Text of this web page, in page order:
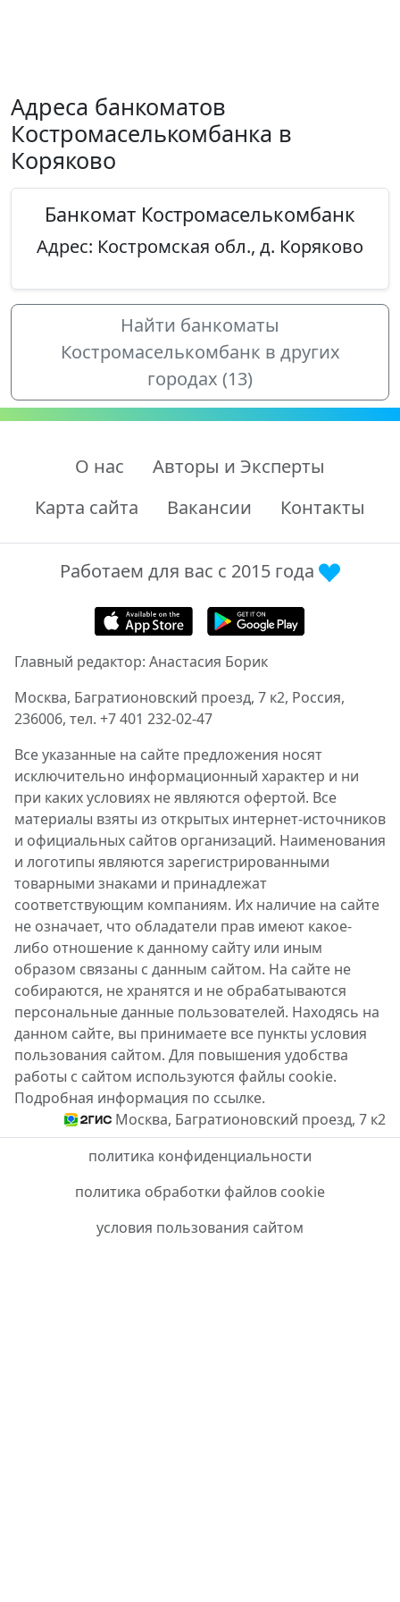
Адреса банкоматов
Костромаселькомбанка в
Коряково
Банкомат Костромаселькомбанк
Адрес: Костромская обл., д. Коряково
Найти банкоматы
Костромаселькомбанк в других
городах (13)
О нас
Авторы и Эксперты
Карта сайта
Вакансии Контакты
Работаем для вас с 2015 года
Главный редактор: Анастасия Борик
Москва, Багратионовский проезд, 7 к2, Россия,
236006, тел. +7 401 232-02-47
Все указанные на сайте предложения носят
исключительно информационный характер и ни
при каких условиях не являются офертой. Все
материалы взяты из открытых интернет-источников
и официальных сайтов организаций. Наименования
и логотипы являются зарегистрированными
товарными знаками и принадлежат
соответствующим компаниям. Их наличие на сайте
не означает, что обладатели прав имеют какое-
либо отношение к данному сайту или иным
образом связаны с данным сайтом. На сайте не
собираются, не хранятся и не обрабатываются
персональные данные пользователей. Находясь на
данном сайте, вы принимаете все пункты условия
пользования сайтом. Для повышения удобства
работы с сайтом используются файлы cookie.
Подробная информация по ссылке.
Москва, Багратионовский проезд, 7 к2
политика конфиденциальности
политика обработки файлов cookie
условия пользования сайтом